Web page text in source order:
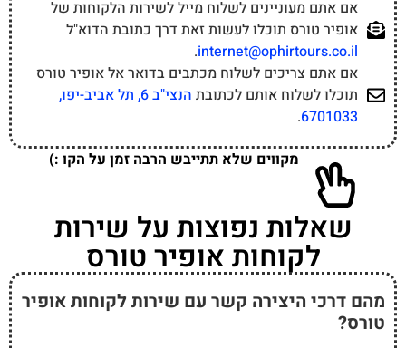
אם אתם מעוניינים לשלוח מייל לשירות הלקוחות של
אופיר טורס תוכלו לעשות זאת דרך כתובת הדוא"ל
internet@ophirtours.co.il
.
אם אתם צריכים לשלוח מכתבים בדואר אל אופיר טורס
תוכלו לשלוח אותם לכתובת
הנצי"ב 6, תל אביב-יפו,
6701033
.
מקווים שלא תתייבש הרבה זמן על הקו :)
שאלות נפוצות על שירות
לקוחות אופיר טורס
מהם דרכי היצירה קשר עם שירות לקוחות אופיר
טורס?